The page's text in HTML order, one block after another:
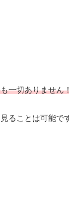
一切ありません
ることは可能で